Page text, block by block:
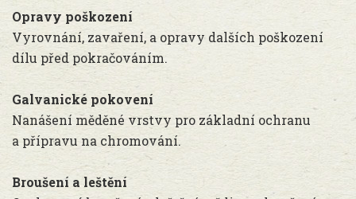
Opravy poškození
Vyrovnání, zavaření, a opravy dalších poškození
dílu před pokračováním.
Galvanické pokovení
Nanášení měděné vrstvy pro základní ochranu
a přípravu na chromování.
Broušení a leštění